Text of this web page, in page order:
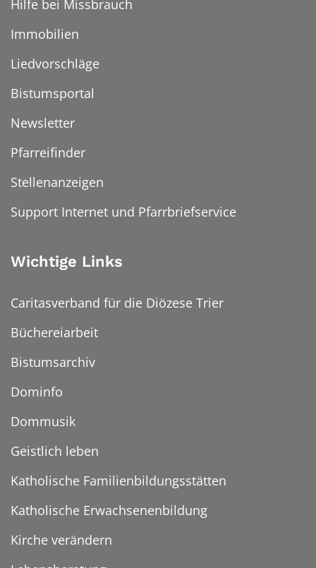
Hilfe bei Missbrauch
Immobilien
Liedvorschläge
Bistumsportal
Newsletter
Pfarreifinder
Stellenanzeigen
Support Internet und Pfarrbriefservice
Wichtige Links
Caritasverband für die Diözese Trier
Büchereiarbeit
Bistumsarchiv
Dominfo
Dommusik
Geistlich leben
Katholische Familienbildungsstätten
Katholische Erwachsenenbildung
Kirche verändern